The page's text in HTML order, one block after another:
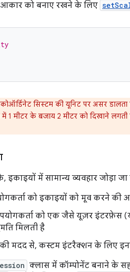
को बनाए रखने के लिए
सिस्टम की यूनिट पर असर
मीटर के बजाय 2 मीटर को दिखाने
इकाइयों में सामान्य व्यवहार जोड़ा
को इकाइयों को मूव करने की
को एक जैसे यूज़र इंटरफ़ेस
मिलती है
मदद से, कस्टम इंटरैक्शन के लिए
क्लास में कॉम्पोनेंट बनाने के